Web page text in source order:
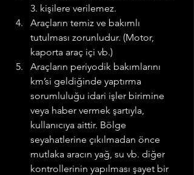
3. kişilere verilemez.
Araçların temiz ve bakımlı
tutulması zorunludur. (Motor,
kaporta araç içi vb.)
Araçların periyodik bakımlarını
km’si geldiğinde yaptırma
sorumluluğu idari işler birimine
veya haber vermek şartıyla,
kullanıcıya aittir. Bölge
seyahatlerine çıkılmadan önce
mutlaka aracın yağ, su vb. diğer
kontrollerinin yapılması şayet bir